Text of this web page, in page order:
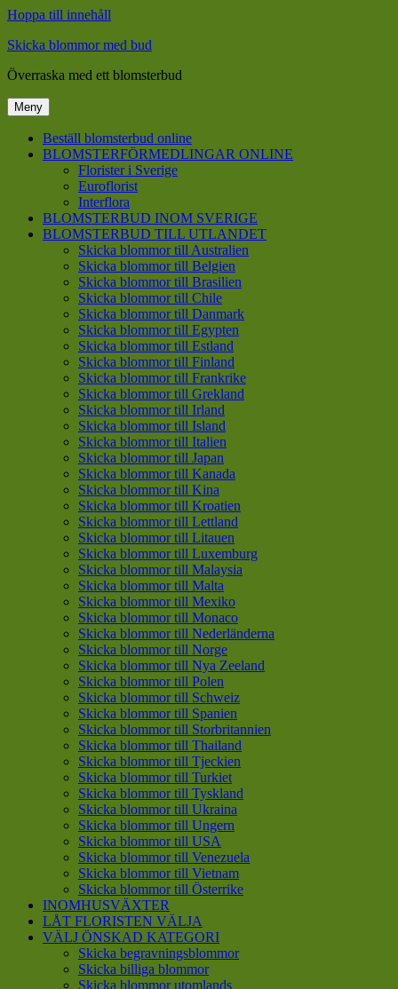
Hoppa till innehåll
Skicka blommor med bud
Överraska med ett blomsterbud
Meny
Beställ blomsterbud online
BLOMSTERFÖRMEDLINGAR ONLINE
Florister i Sverige
Euroflorist
Interflora
BLOMSTERBUD INOM SVERIGE
BLOMSTERBUD TILL UTLANDET
Skicka blommor till Australien
Skicka blommor till Belgien
Skicka blommor till Brasilien
Skicka blommor till Chile
Skicka blommor till Danmark
Skicka blommor till Egypten
Skicka blommor till Estland
Skicka blommor till Finland
Skicka blommor till Frankrike
Skicka blommor till Grekland
Skicka blommor till Irland
Skicka blommor till Island
Skicka blommor till Italien
Skicka blommor till Japan
Skicka blommor till Kanada
Skicka blommor till Kina
Skicka blommor till Kroatien
Skicka blommor till Lettland
Skicka blommor till Litauen
Skicka blommor till Luxemburg
Skicka blommor till Malaysia
Skicka blommor till Malta
Skicka blommor till Mexiko
Skicka blommor till Monaco
Skicka blommor till Nederländerna
Skicka blommor till Norge
Skicka blommor till Nya Zeeland
Skicka blommor till Polen
Skicka blommor till Schweiz
Skicka blommor till Spanien
Skicka blommor till Storbritannien
Skicka blommor till Thailand
Skicka blommor till Tjeckien
Skicka blommor till Turkiet
Skicka blommor till Tyskland
Skicka blommor till Ukraina
Skicka blommor till Ungern
Skicka blommor till USA
Skicka blommor till Venezuela
Skicka blommor till Vietnam
Skicka blommor till Österrike
INOMHUSVÄXTER
LÅT FLORISTEN VÄLJA
VÄLJ ÖNSKAD KATEGORI
Skicka begravningsblommor
Skicka billiga blommor
Skicka blommor utomlands